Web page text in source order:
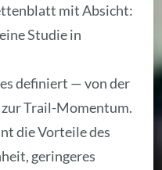
mit Absicht:
Studie in
definiert — von der
Trail-Momentum.
die Vorteile des
geringeres